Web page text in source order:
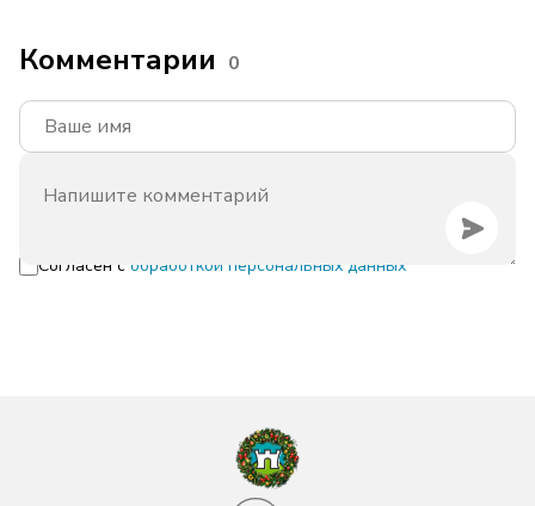
Комментарии 0
Согласен с обработкой персональных данных